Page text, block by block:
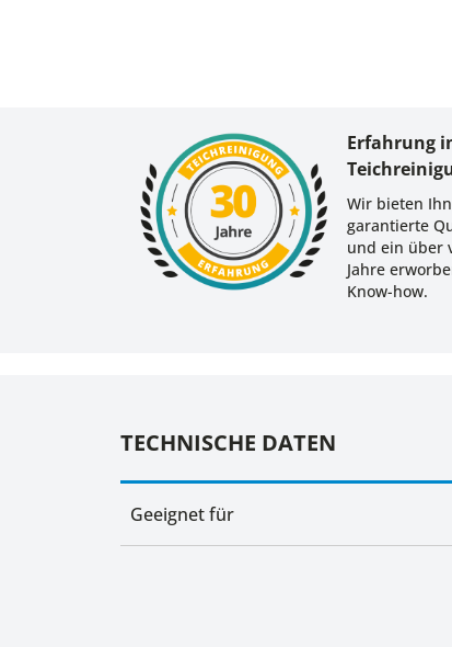
Erfahrung
Wir bieten
garantierte
und ein über
Jahre
Know-how.
TECHNISCHE DATEN
Geeignet für